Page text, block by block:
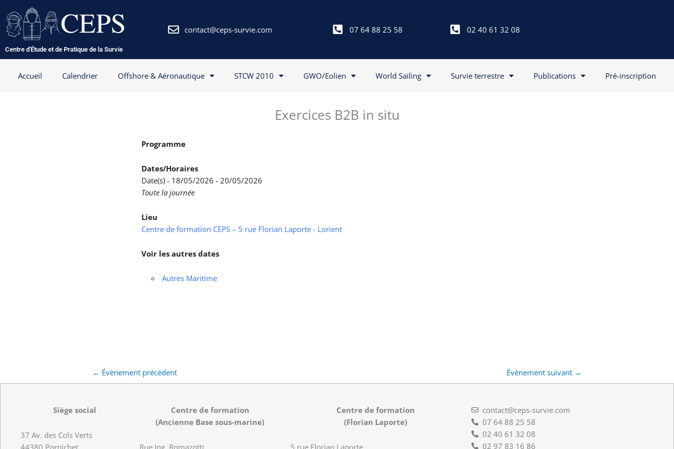
au
contenu
Centre d'Étude et de Pratique de la Survie
contact@ceps-survie.com 07 64 88 25 58 02 40 61 32 08
Accueil Calendrier Offshore & Aéronautique STCW 2010 GWO/Eolien World Sailing Survie terrestre Publications Pré-inscription
Exercices B2B in situ
Programme
Dates/Horaires
Date(s) - 18/05/2026 - 20/05/2026
Toute la journée
Lieu
Centre de formation CEPS – 5 rue Florian Laporte - Lorient
Voir les autres dates
Autres Maritime
← Évènement précédent Évènement suivant →
Siège social
37 Av. des Cols Verts
Centre de formation
(Ancienne Base sous-marine)
Centre de formation
(Florian Laporte)
contact@ceps-survie.com
07 64 88 25 58
02 40 61 32 08
02 97 83 16 86